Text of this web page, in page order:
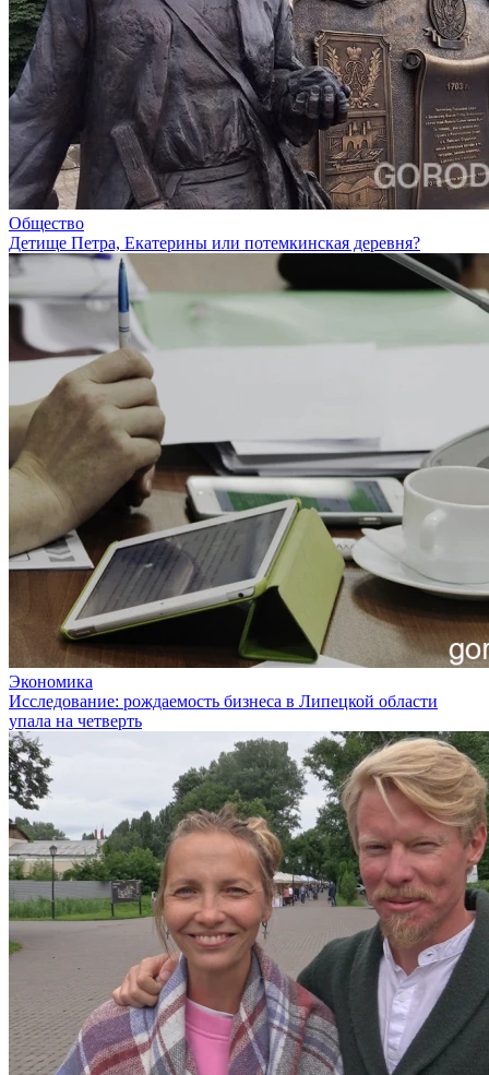
Общество
Детище Петра, Екатерины или потемкинская деревня?
Экономика
Исследование: рождаемость бизнеса в Липецкой области
упала на четверть